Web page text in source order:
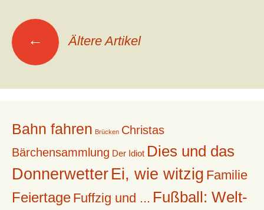
Beitrags-
Navigation
← Ältere Artikel
Bahn fahren Brücken Christas
Bärchensammlung Der Idiot Dies und das
Donnerwetter Ei, wie witzig Familie
Feiertage Fuffzig und ... Fußball: Welt-